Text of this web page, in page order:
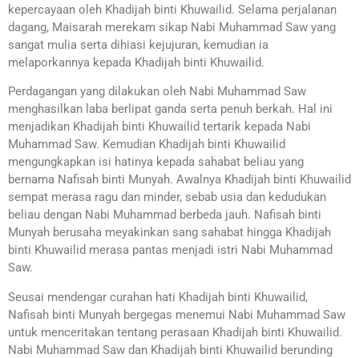
kepercayaan oleh Khadijah binti Khuwailid. Selama perjalanan
dagang, Maisarah merekam sikap Nabi Muhammad Saw yang
sangat mulia serta dihiasi kejujuran, kemudian ia
melaporkannya kepada Khadijah binti Khuwailid.
Perdagangan yang dilakukan oleh Nabi Muhammad Saw
menghasilkan laba berlipat ganda serta penuh berkah. Hal ini
menjadikan Khadijah binti Khuwailid tertarik kepada Nabi
Muhammad Saw. Kemudian Khadijah binti Khuwailid
mengungkapkan isi hatinya kepada sahabat beliau yang
bernama Nafisah binti Munyah. Awalnya Khadijah binti Khuwailid
sempat merasa ragu dan minder, sebab usia dan kedudukan
beliau dengan Nabi Muhammad berbeda jauh. Nafisah binti
Munyah berusaha meyakinkan sang sahabat hingga Khadijah
binti Khuwailid merasa pantas menjadi istri Nabi Muhammad
Saw.
Seusai mendengar curahan hati Khadijah binti Khuwailid,
Nafisah binti Munyah bergegas menemui Nabi Muhammad Saw
untuk menceritakan tentang perasaan Khadijah binti Khuwailid.
Nabi Muhammad Saw dan Khadijah binti Khuwailid berunding